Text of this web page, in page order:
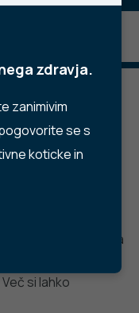
zdravja.
zanimivim
se s
koticke in
učinki
vali, ter
so pomembni
izpostavlja
obsežna ocena
kakovost okolja
si lahko